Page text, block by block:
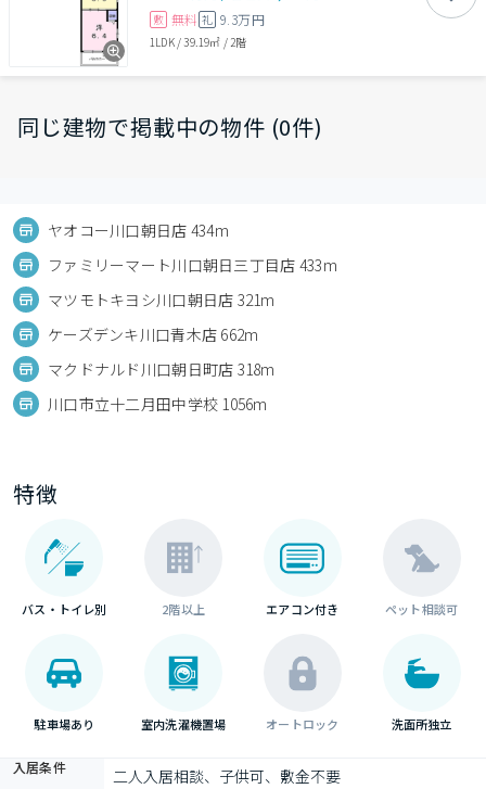
敷 無料 礼 9.3万円
1LDK/39.19㎡ / 2階
同じ建物で掲載中の物件 (0件)
ヤオコー川口朝日店 434m
ファミリーマート川口朝日三丁目店 433m
マツモトキヨシ川口朝日店 321m
ケーズデンキ川口青木店 662m
マクドナルド川口朝日町店 318m
川口市立十二月田中学校 1056m
特徴
バス・トイレ別 2階以上 エアコン付き ペット相談可
駐車場あり 室内洗濯機置場 オートロック 洗面所独立
入居条件 二人入居相談、子供可、敷金不要